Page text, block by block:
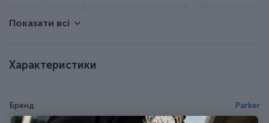
якісні ручки для тих, хто багато та часто пише. Без
Модель з базового асортименту колекції JOTTER.
Фірмовий затискач у формі стріли з хромованим
оздобленням.
Показати всі
Характеристики
Бренд Parker